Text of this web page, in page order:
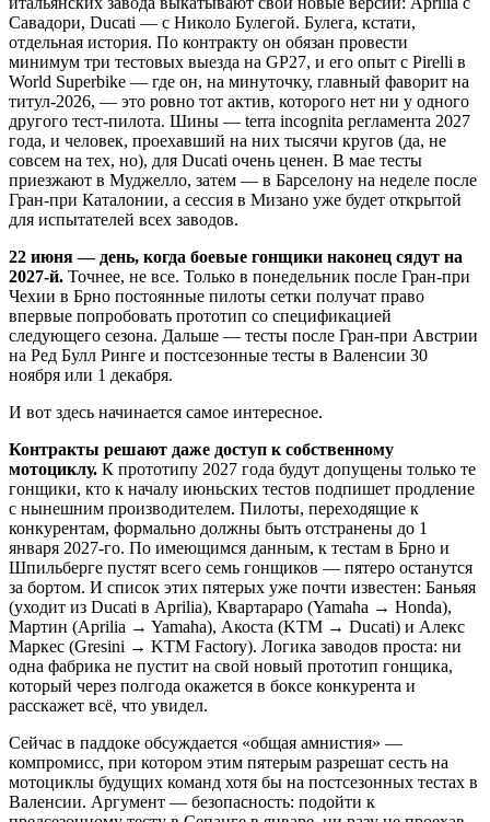
Савадори, Ducati — с Николо Булегой. Булега, кстати,
отдельная история. По контракту он обязан провести
минимум три тестовых выезда на GP27, и его опыт с Pirelli в
World Superbike — где он, на минуточку, главный фаворит на
титул-2026, — это ровно тот актив, которого нет ни у одного
другого тест-пилота. Шины — terra incognita регламента 2027
года, и человек, проехавший на них тысячи кругов (да, не
совсем на тех, но), для Ducati очень ценен. В мае тесты
приезжают в Муджелло, затем — в Барселону на неделе после
Гран-при Каталонии, а сессия в Мизано уже будет открытой
для испытателей всех заводов.
22 июня — день, когда боевые гонщики наконец сядут на
2027-й. Точнее, не все. Только в понедельник после Гран-при
Чехии в Брно постоянные пилоты сетки получат право
впервые попробовать прототип со спецификацией
следующего сезона. Дальше — тесты после Гран-при Австрии
на Ред Булл Ринге и постсезонные тесты в Валенсии 30
ноября или 1 декабря.
И вот здесь начинается самое интересное.
Контракты решают даже доступ к собственному
мотоциклу. К прототипу 2027 года будут допущены только те
гонщики, кто к началу июньских тестов подпишет продление
с нынешним производителем. Пилоты, переходящие к
конкурентам, формально должны быть отстранены до 1
января 2027-го. По имеющимся данным, к тестам в Брно и
Шпильберге пустят всего семь гонщиков — пятеро останутся
за бортом. И список этих пятерых уже почти известен: Баньяя
(уходит из Ducati в Aprilia), Квартараро (Yamaha → Honda),
Мартин (Aprilia → Yamaha), Акоста (KTM → Ducati) и Алекс
Маркес (Gresini → KTM Factory). Логика заводов проста: ни
одна фабрика не пустит на свой новый прототип гонщика,
который через полгода окажется в боксе конкурента и
расскажет всё, что увидел.
Сейчас в паддоке обсуждается «общая амнистия» —
компромисс, при котором этим пятерым разрешат сесть на
мотоциклы будущих команд хотя бы на постсезонных тестах в
Валенсии. Аргумент — безопасность: подойти к